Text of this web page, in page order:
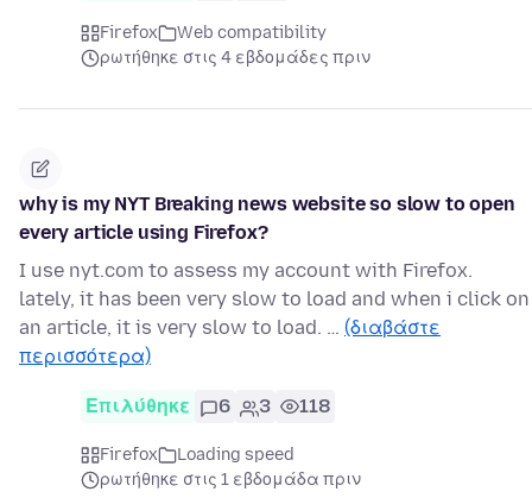
Firefox
Web compatibility
ρωτήθηκε στις 4 εβδομάδες πριν
why is my NYT Breaking news website so slow to open
every article using Firefox?
I use nyt.com to assess my account with Firefox.
lately, it has been very slow to load and when i click on
an article, it is very slow to load. … (διαβάστε
περισσότερα)
Επιλύθηκε 6 3 118
Firefox
Loading speed
ρωτήθηκε στις 1 εβδομάδα πριν